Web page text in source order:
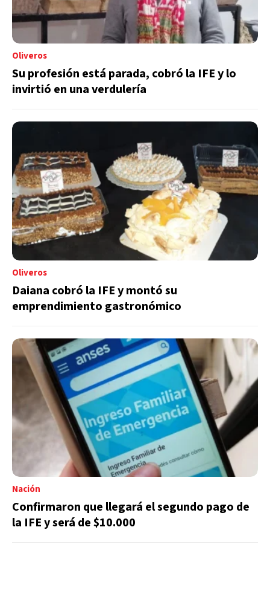
Oliveros
Su profesión está parada, cobró la IFE y lo
invirtió en una verdulería
Oliveros
Daiana cobró la IFE y montó su
emprendimiento gastronómico
Nación
Confirmaron que llegará el segundo pago de
la IFE y será de $10.000